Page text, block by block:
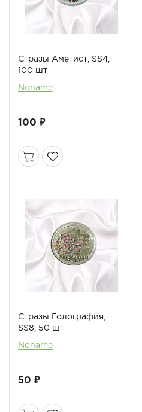
Стразы Аметист, SS4,
100 шт
Noname
100 ₽
Стразы Голография,
SS8, 50 шт
Noname
50 ₽